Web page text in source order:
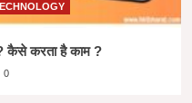
कैसे करता है काम ?
0